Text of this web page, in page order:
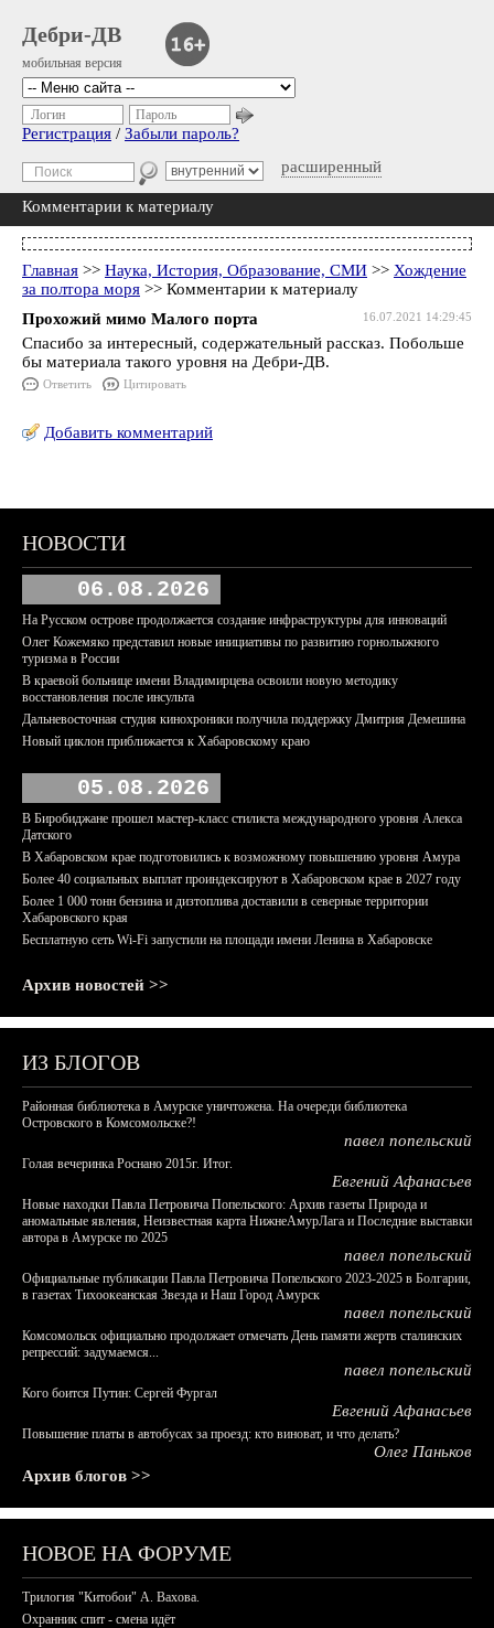
Дебри-ДВ
мобильная версия
расширенный
Логин Пароль
Регистрация / Забыли пароль?
Комментарии к материалу
Главная >> Наука, История, Образование, СМИ >> Хождение
за полтора моря >> Комментарии к материалу
16.07.2021 14:29:45
Прохожий мимо Малого порта
Спасибо за интересный, содержательный рассказ. Побольше
бы материала такого yровня на Дебри-ДВ.
Ответить Цитировать
Добавить комментарий
НОВОСТИ
06.08.2026
На Русском острове продолжается создание инфраструктуры для инноваций
Олег Кожемяко представил новые инициативы по развитию горнолыжного
туризма в России
В краевой больнице имени Владимирцева освоили новую методику
восстановления после инсульта
Дальневосточная студия кинохроники получила поддержку Дмитрия Демешина
Новый циклон приближается к Хабаровскому краю
05.08.2026
В Биробиджане прошел мастер-класс стилиста международного уровня Алекса
Датского
В Хабаровском крае подготовились к возможному повышению уровня Амура
Более 40 социальных выплат проиндексируют в Хабаровском крае в 2027 году
Более 1 000 тонн бензина и дизтоплива доставили в северные территории
Хабаровского края
Бесплатную сеть Wi-Fi запустили на площади имени Ленина в Хабаровске
Архив новостей >>
ИЗ БЛОГОВ
Районная библиотека в Амурске уничтожена. На очереди библиотека
Островского в Комсомольске?!
павел попельский
Голая вечеринка Роснано 2015г. Итог.
Евгений Афанасьев
Новые находки Павла Петровича Попельского: Архив газеты Природа и
аномальные явления, Неизвестная карта НижнеАмурЛага и Последние выставки
автора в Амурске по 2025
павел попельский
Официальные публикации Павла Петровича Попельского 2023-2025 в Болгарии,
в газетах Тихоокеанская Звезда и Наш Город Амурск
павел попельский
Комсомольск официально продолжает отмечать День памяти жертв сталинских
репрессий: задумаемся...
павел попельский
Кого боится Путин: Сергей Фургал
Евгений Афанасьев
Повышение платы в автобусах за проезд: кто виноват, и что делать?
Олег Паньков
Архив блогов >>
НОВОЕ НА ФОРУМЕ
Трилогия "Китобои" А. Вахова.
Охранник спит - смена идёт